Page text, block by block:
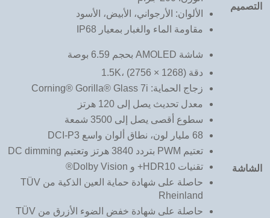
التصميم
الألوان: الأرجواني، الأبيض، الأسود
مقاومة الماء والغبار بمعيار IP68
الشاشة
شاشة AMOLED بحجم 6.59 بوصة
دقة 1.5K، (2756 × 1268)
زجاج الحماية: Corning® Gorilla® Glass 7i
معدل تحديث يصل إلى 120 هرتز
سطوع أقصى يصل إلى 3500 شمعة
68 مليار لون، نطاق ألوان واسع DCI-P3
تعتيم PWM بتردد 3840 هرتز وتعتيم DC dimming
تقنيات HDR10+ و Dolby Vision®
حاصلة على شهادة حماية العين الذكية من TÜV
Rheinland
حاصلة على شهادة خفض الضوء الأزرق من TÜV